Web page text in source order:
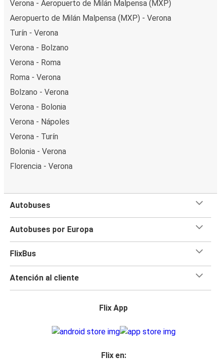
Verona - Aeropuerto de Milán Malpensa (MXP)
Aeropuerto de Milán Malpensa (MXP) - Verona
Turín - Verona
Verona - Bolzano
Verona - Roma
Roma - Verona
Bolzano - Verona
Verona - Bolonia
Verona - Nápoles
Verona - Turín
Bolonia - Verona
Florencia - Verona
Autobuses
Autobuses por Europa
FlixBus
Atención al cliente
Flix App
Flix en: